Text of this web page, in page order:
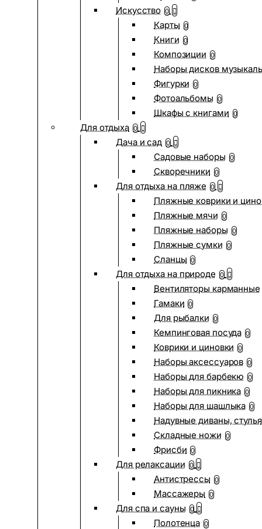
Искусство 0
Карты 0
Книги 0
Композиции 0
Наборы дисков
Фигурки 0
Фотоальбомы 0
Шкафы с книгами 0
Для отдыха 0
Дача и сад 0
Садовые наборы 0
Скворечники 0
Для отдыха на пляже 0
Пляжные коврики и
Пляжные мячи 0
Пляжные наборы 0
Пляжные сумки 0
Сланцы 0
Для отдыха на природе 0
Вентиляторы карманные
Гамаки 0
Для рыбалки 0
Кемпинговая посуда 0
Коврики и циновки 0
Наборы аксессуаров 0
Наборы для барбекю 0
Наборы для пикника 0
Наборы для шашлыка 0
Надувные диваны, стулья
Складные ножи 0
Фрисби 0
Для релаксации 0
Антистрессы 0
Массажеры 0
Для спа и сауны 0
Полотенца 0